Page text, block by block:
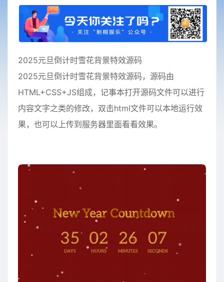
2025元旦倒计时雪花背景特效源码
2025元旦倒计时雪花背景特效源码，源码由
HTML+CSS+JS组成，记事本打开源码文件可以进行
内容文字之类的修改，双击html文件可以本地运行效
果，也可以上传到服务器里面看看效果。